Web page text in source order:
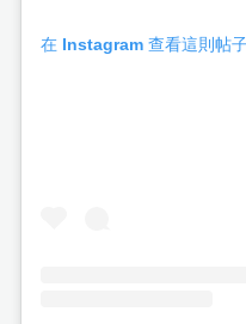
在 Instagram 查看這則帖